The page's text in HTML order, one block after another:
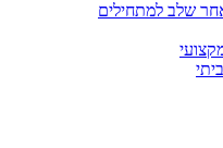
שלב למתחילים